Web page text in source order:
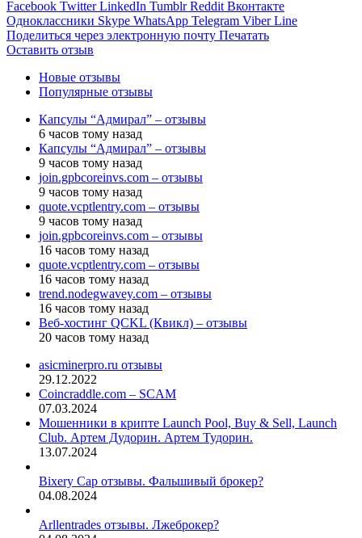
Facebook Twitter LinkedIn Tumblr Reddit Вконтакте
Одноклассники Skype WhatsApp Telegram Viber Line
Поделиться через электронную почту Печатать
Оставить отзыв
Новые отзывы
Популярные отзывы
Капсулы “Адмирал” – отзывы
6 часов тому назад
Капсулы “Адмирал” – отзывы
9 часов тому назад
join.gpbcoreinvs.com – отзывы
9 часов тому назад
quote.vcptlentry.com – отзывы
9 часов тому назад
join.gpbcoreinvs.com – отзывы
16 часов тому назад
quote.vcptlentry.com – отзывы
16 часов тому назад
trend.nodegwavey.com – отзывы
16 часов тому назад
Веб-хостинг QCKL (Квикл) – отзывы
20 часов тому назад
asicminerpro.ru отзывы
29.12.2022
Coincraddle.com – SCAM
07.03.2024
Мошенники в крипте Launch Pool, Buy & Sell, Launch
Club. Артем Дудорин. Артем Тудорин.
13.07.2024
Bixery Cap отзывы. Фальшивый брокер?
04.08.2024
Arllentrades отзывы. Лжеброкер?